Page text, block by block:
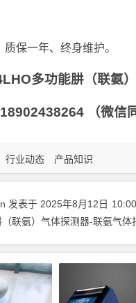
保一年、终身维护。
多功能肼（联氨
（微信同
行业动态 产品知识
发表于 2025年8月12日
（联氨）气体探测器-联氨气